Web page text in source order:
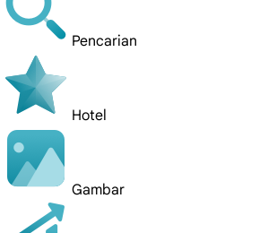
Pencarian
Hotel
Gambar